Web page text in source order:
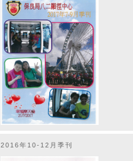
2016年10-12月季刊